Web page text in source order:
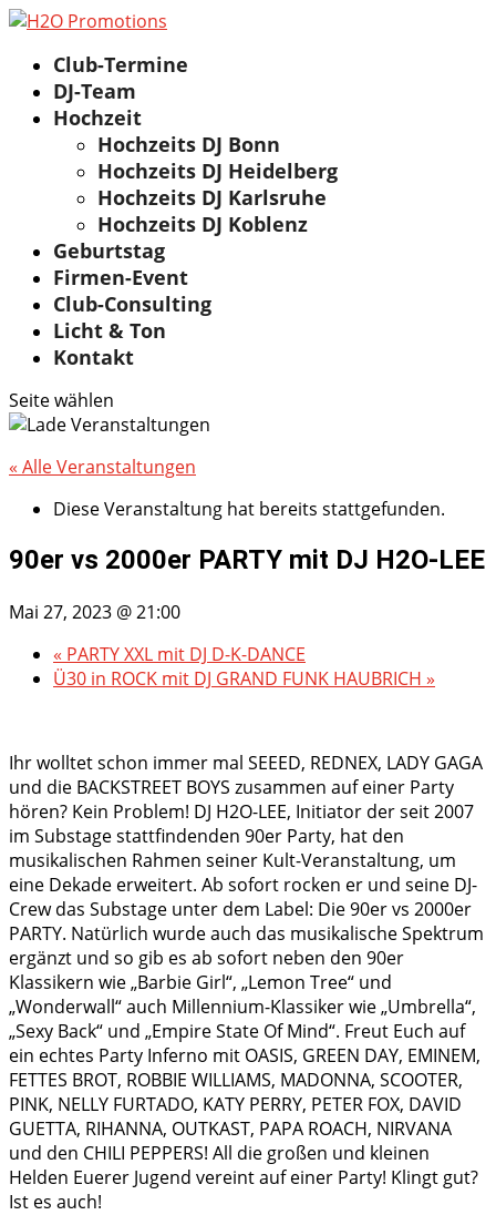
Club-Termine
DJ-Team
Hochzeit
Hochzeits DJ Bonn
Hochzeits DJ Heidelberg
Hochzeits DJ Karlsruhe
Hochzeits DJ Koblenz
Geburtstag
Firmen-Event
Club-Consulting
Licht & Ton
Kontakt
Seite wählen
« Alle Veranstaltungen
Diese Veranstaltung hat bereits stattgefunden.
90er vs 2000er PARTY mit DJ H2O-LEE
Mai 27, 2023 @ 21:00
« PARTY XXL mit DJ D-K-DANCE
Ü30 in ROCK mit DJ GRAND FUNK HAUBRICH »
Ihr wolltet schon immer mal SEEED, REDNEX, LADY GAGA
und die BACKSTREET BOYS zusammen auf einer Party
hören? Kein Problem! DJ H2O-LEE, Initiator der seit 2007
im Substage stattfindenden 90er Party, hat den
musikalischen Rahmen seiner Kult-Veranstaltung, um
eine Dekade erweitert. Ab sofort rocken er und seine DJ-
Crew das Substage unter dem Label: Die 90er vs 2000er
PARTY. Natürlich wurde auch das musikalische Spektrum
ergänzt und so gib es ab sofort neben den 90er
Klassikern wie „Barbie Girl“, „Lemon Tree“ und
„Wonderwall“ auch Millennium-Klassiker wie „Umbrella“,
„Sexy Back“ und „Empire State Of Mind“. Freut Euch auf
ein echtes Party Inferno mit OASIS, GREEN DAY, EMINEM,
FETTES BROT, ROBBIE WILLIAMS, MADONNA, SCOOTER,
PINK, NELLY FURTADO, KATY PERRY, PETER FOX, DAVID
GUETTA, RIHANNA, OUTKAST, PAPA ROACH, NIRVANA
und den CHILI PEPPERS! All die großen und kleinen
Helden Euerer Jugend vereint auf einer Party! Klingt gut?
Ist es auch!